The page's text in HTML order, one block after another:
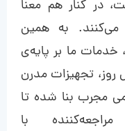
در کنار هم معنا
می‌کنند. به همین
خدمات ما بر پایه‌ی
روز، تجهیزات مدرن
مجرب بنا شده تا
با